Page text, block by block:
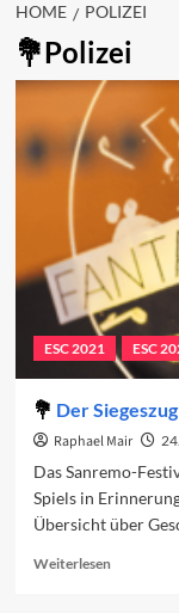
HOME POLIZEI
Polizei
ESC 2021 ESC
Der
Raphael Mair
Das Sanremo-
Spiels in
Übersicht über
WeiterlesenRead